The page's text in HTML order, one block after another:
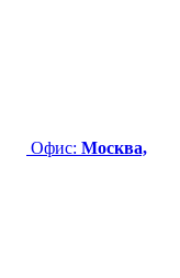
Офис: Москва,